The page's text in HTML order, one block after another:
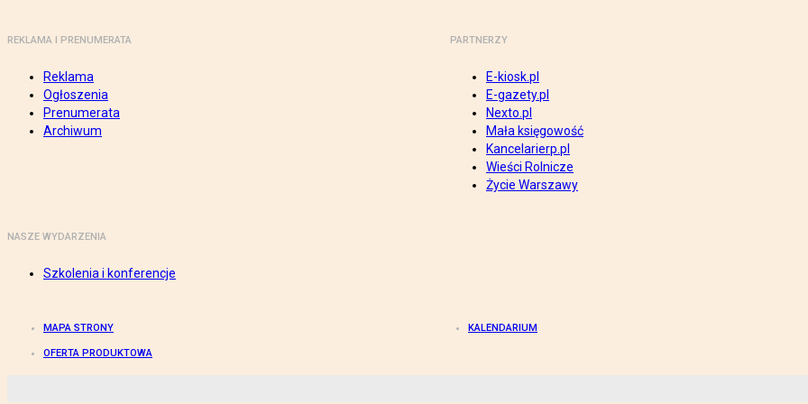
REKLAMA I PRENUMERATA
Reklama
Ogłoszenia
Prenumerata
Archiwum
PARTNERZY
E-kiosk.pl
E-gazety.pl
Nexto.pl
Mała księgowość
Kancelarierp.pl
Wieści Rolnicze
Życie Warszawy
NASZE WYDARZENIA
Szkolenia i konferencje
MAPA STRONY KALENDARIUM
OFERTA PRODUKTOWA